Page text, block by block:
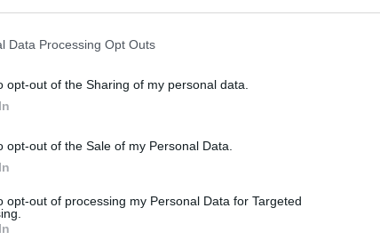
Data Processing Opt Outs
opt-out of the Sharing of my personal data.
opt-out of the Sale of my Personal Data.
opt-out of processing my Personal Data for Targeted
fölösleges kockázatvállalás?
ha van egy jó ötleted, és ezzel szeretnél
meggátoljon! A kerekasztal-beszélgetésen
Balogh Péter